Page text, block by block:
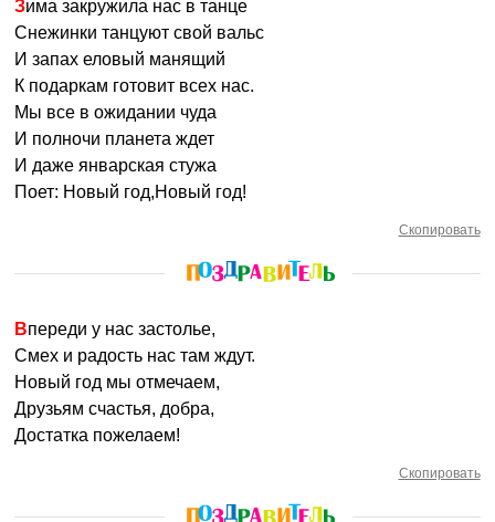
Зима закружила нас в танце
Снежинки танцуют свой вальс
И запах еловый манящий
К подаркам готовит всех нас.
Мы все в ожидании чуда
И полночи планета ждет
И даже январская стужа
Поет: Новый год,Новый год!
Скопировать
Впереди у нас застолье,
Смех и радость нас там ждут.
Новый год мы отмечаем,
Друзьям счастья, добра,
Достатка пожелаем!
Скопировать